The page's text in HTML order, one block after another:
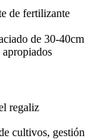
de fertilizante
de 30-40cm
regaliz
cultivos, gestión